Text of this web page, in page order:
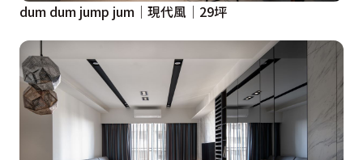
dum dum jump jum│現代風│29坪